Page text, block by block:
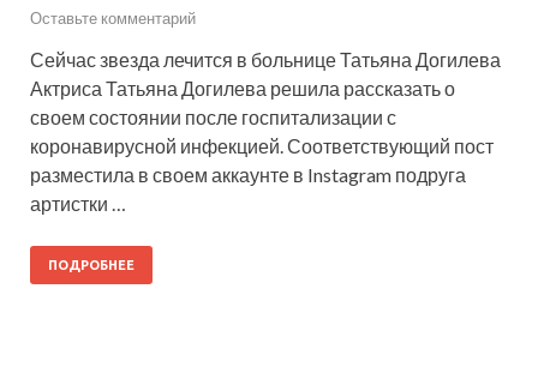
Оставьте комментарий
Сейчас звезда лечится в больнице Татьяна Догилева
Актриса Татьяна Догилева решила рассказать о
своем состоянии после госпитализации с
коронавирусной инфекцией. Соответствующий пост
разместила в своем аккаунте в Instagram подруга
артистки …
ПОДРОБНЕЕ